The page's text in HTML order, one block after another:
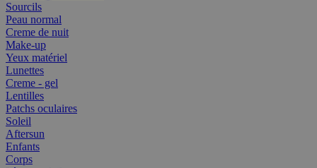
Sourcils
Peau normal
Creme de nuit
Make-up
Yeux matériel
Lunettes
Creme - gel
Lentilles
Patchs oculaires
Soleil
Aftersun
Enfants
Corps